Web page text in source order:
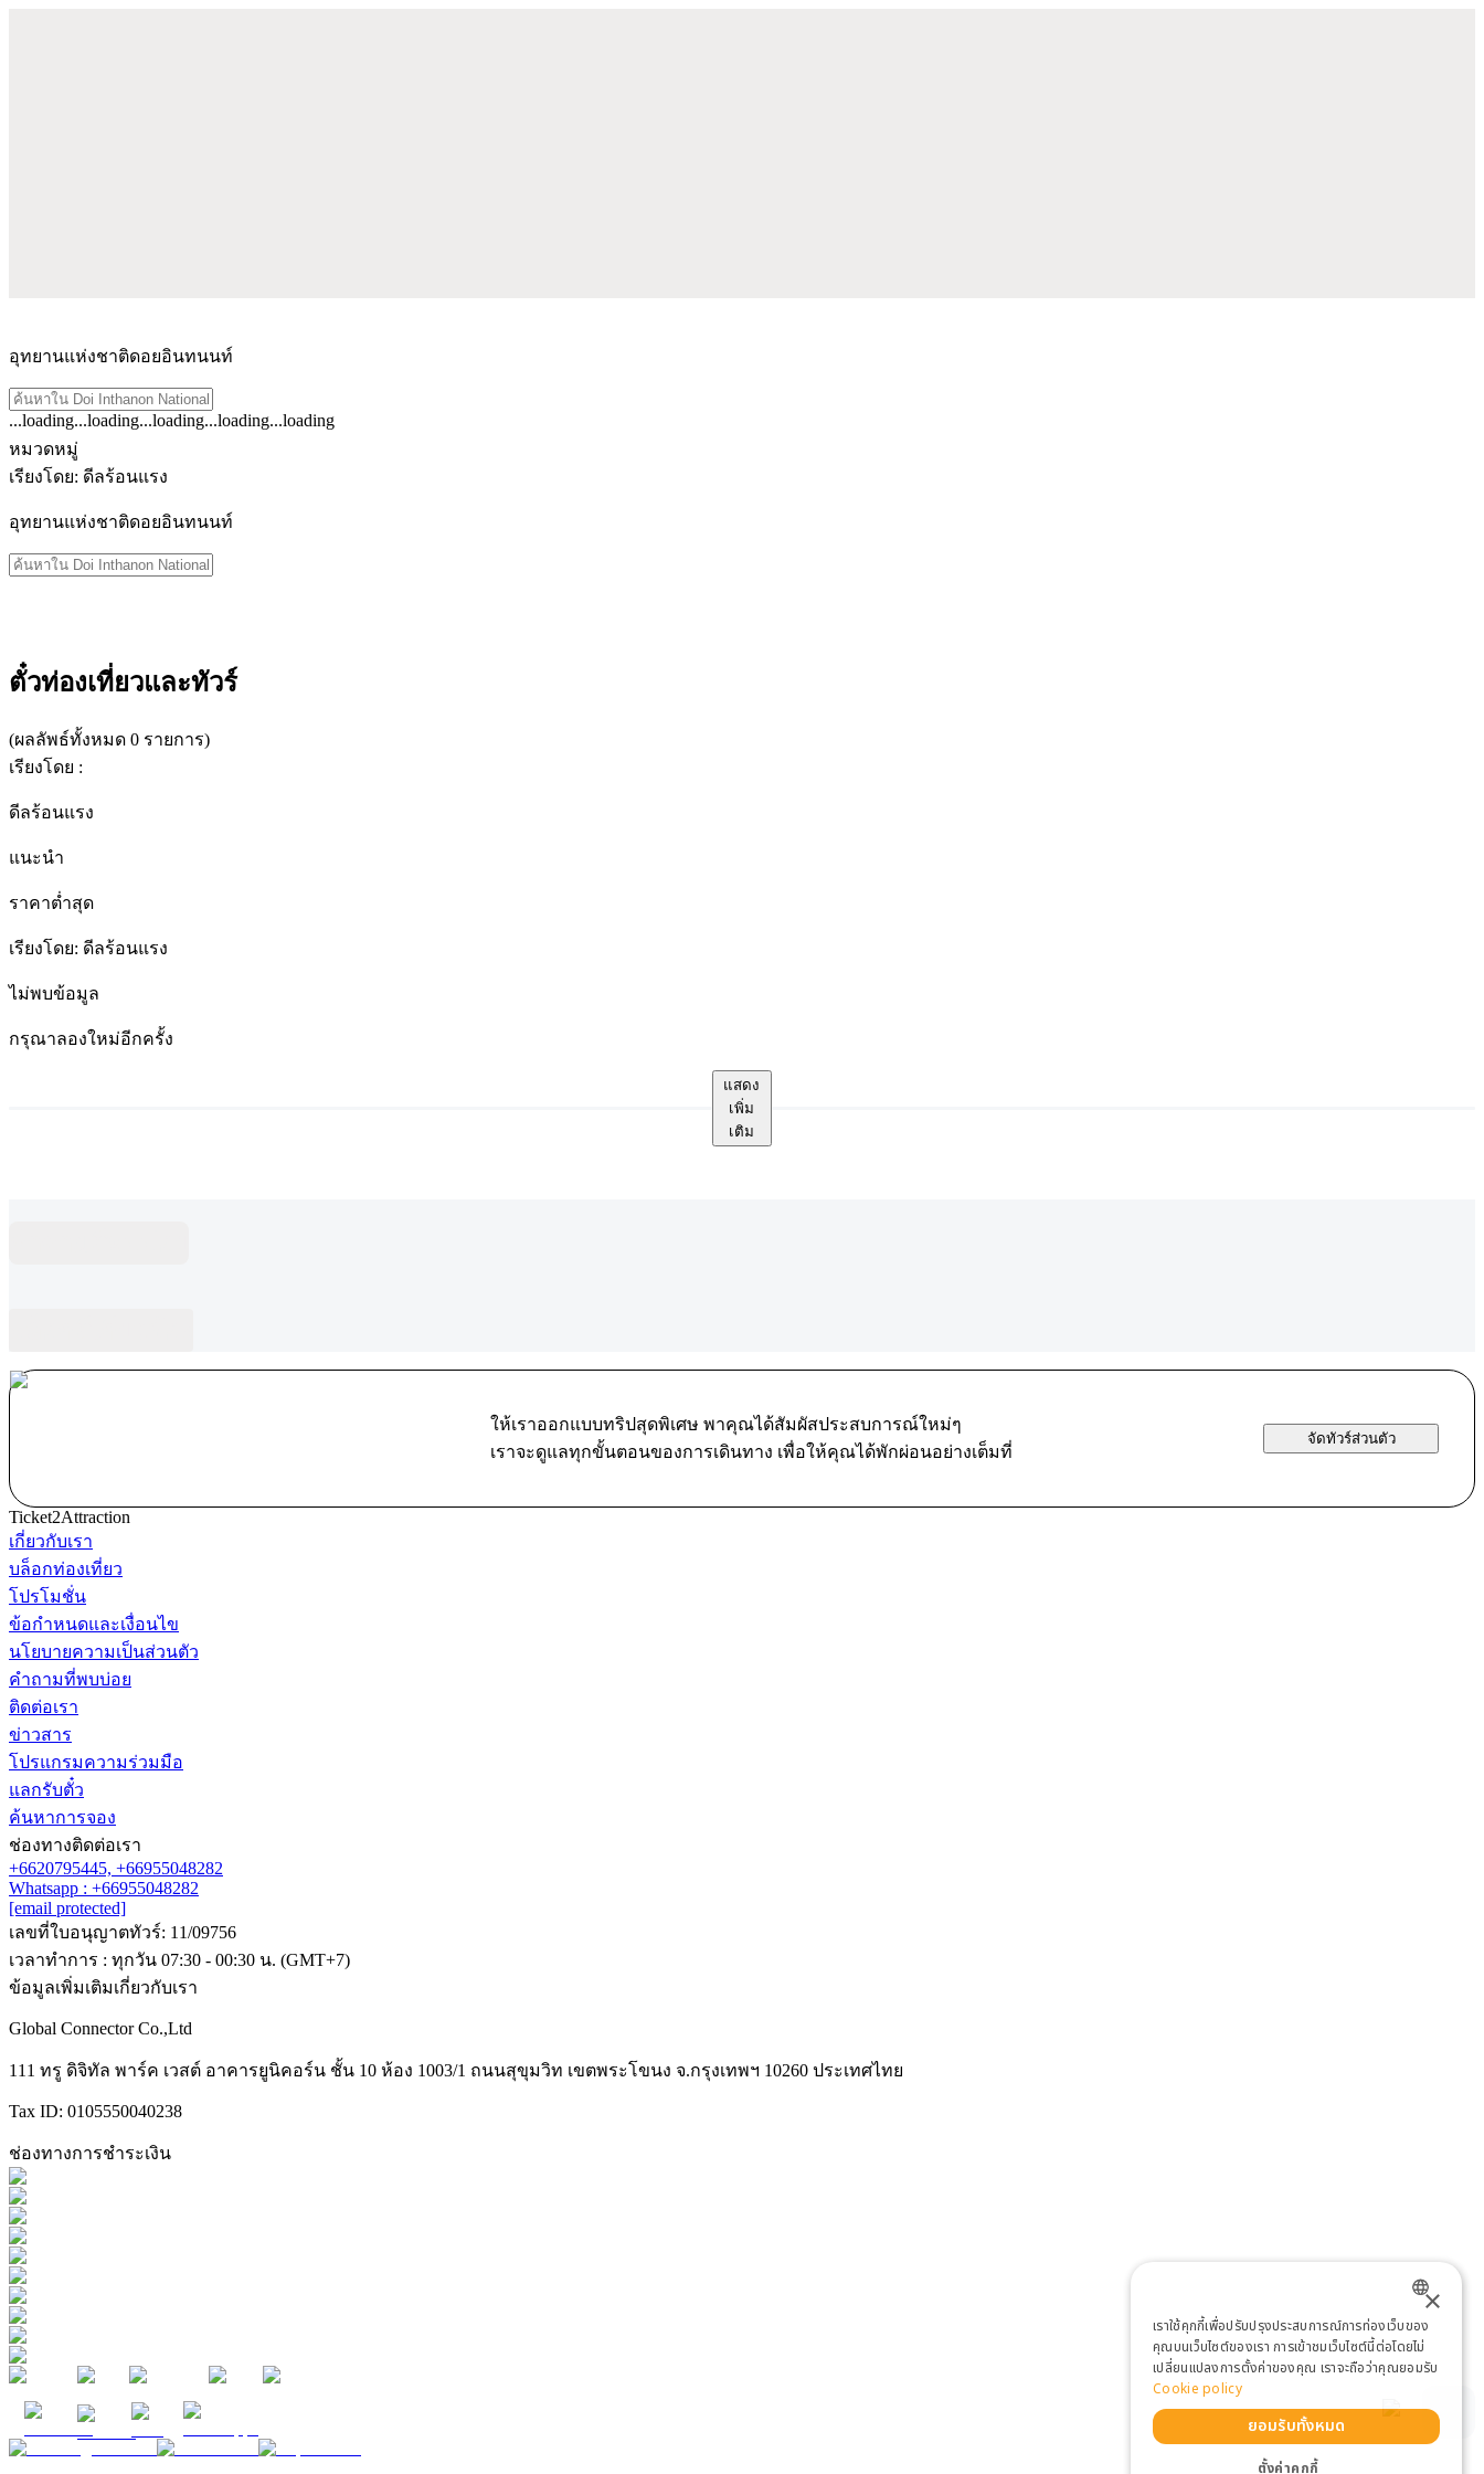
อุทยานแห่งชาติดอยอินทนนท์
ดู
ผลลัพธ์
สำหรับ
Inthanon
...loading...loading...loading...loading...loading
หมวดหมู่
เรียงโดย: ดีลร้อนแรง
อุทยานแห่งชาติดอยอินทนนท์
ทั้งหมด
สำหรับ
Inthanon
National
Park
ตั๋วท่องเที่ยวและทัวร์
(ผลลัพธ์ทั้งหมด 0 รายการ)
เรียงโดย :
ดีลร้อนแรง
แนะนำ
ราคาต่ำสุด
เรียงโดย: ดีลร้อนแรง
ไม่พบข้อมูล
กรุณาลองใหม่อีกครั้ง
แสดง
เพิ่ม
เติม
ให้เราออกแบบทริปสุดพิเศษ พาคุณได้สัมผัสประสบการณ์ใหม่ๆ
เราจะดูแลทุกขั้นตอนของการเดินทาง เพื่อให้คุณได้พักผ่อนอย่างเต็มที่
จัดทัวร์ส่วนตัว
Ticket2Attraction
เกี่ยวกับเรา
บล็อกท่องเที่ยว
โปรโมชั่น
ข้อกำหนดและเงื่อนไข
นโยบายความเป็นส่วนตัว
คำถามที่พบบ่อย
ติดต่อเรา
ข่าวสาร
โปรแกรมความร่วมมือ
แลกรับตั๋ว
ค้นหาการจอง
ช่องทางติดต่อเรา
+6620795445, +66955048282
Whatsapp : +66955048282
[email protected]
เลขที่ใบอนุญาตทัวร์: 11/09756
เวลาทำการ : ทุกวัน 07:30 - 00:30 น. (GMT+7)
ข้อมูลเพิ่มเติมเกี่ยวกับเรา
Global Connector Co.,Ltd
111 ทรู ดิจิทัล พาร์ค เวสต์ อาคารยูนิคอร์น ชั้น 10 ห้อง 1003/1 ถนนสุขุมวิท เขตพระโขนง จ.กรุงเทพฯ 10260 ประเทศไทย
Tax ID: 0105550040238
ช่องทางการชำระเงิน
ENGLISH
THAI
×
เราใช้คุกกี้เพื่อปรับปรุงประสบการณ์การท่องเว็บของ
คุณบนเว็บไซต์ของเรา การเข้าชมเว็บไซต์นี้ต่อโดยไม่
เปลี่ยนแปลงการตั้งค่าของคุณ เราจะถือว่าคุณยอมรับ
Cookie policy
ยอมรับทั้งหมด
ตั้งค่าคุกกี้